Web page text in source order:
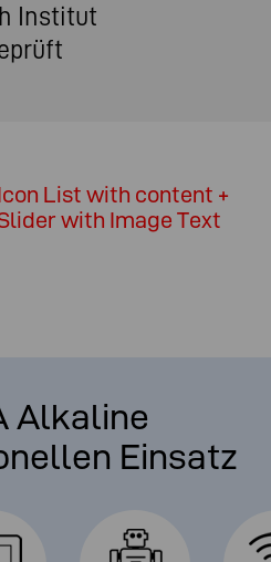
Institut
List with content +
with Image Text
Alkaline
Einsatz